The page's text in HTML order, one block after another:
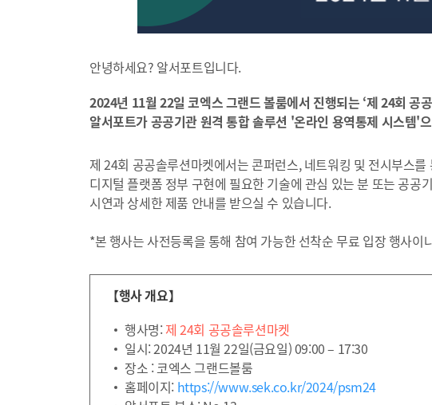
안녕하세요? 알서포트입니다.
2024년 11월 22일 코엑스 그랜드 볼룸에서 진행되는 ‘제 24회 공
알서포트가 공공기관 원격 통합 솔루션 '온라인 용역통제 시스템'
제 24회 공공솔루션마켓에서는 콘퍼런스, 네트워킹 및 전시부스
디지털 플랫폼 정부 구현에 필요한 기술에 관심 있는 분 또는 공
시연과 상세한 제품 안내를 받으실 수 있습니다.
*본 행사는 사전등록을 통해 참여 가능한 선착순 무료 입장 행사
【행사 개요】
행사명:제 24회 공공솔루션마켓
일시: 2024년 11월 22일(금요일) 09:00 – 17:30
장소 : 코엑스 그랜드볼룸
홈페이지: https://www.sek.co.kr/2024/psm24